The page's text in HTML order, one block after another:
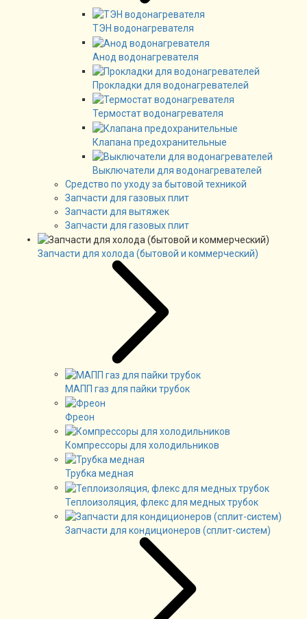
ТЭН водонагревателя
Анод водонагревателя
Прокладки для водонагревателей
Термостат водонагревателя
Клапана предохранительные
Выключатели для водонагревателей
Средство по уходу за бытовой техникой
Запчасти для газовых плит
Запчасти для вытяжек
Запчасти для газовых плит
Запчасти для холода (бытовой и коммерческий)
МАПП газ для пайки трубок
Фреон
Компрессоры для холодильников
Трубка медная
Теплоизоляция, флекс для медных трубок
Запчасти для кондиционеров (сплит-систем)